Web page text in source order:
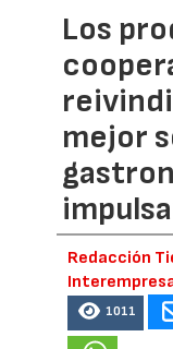
Los
mejor
Redacción
1011